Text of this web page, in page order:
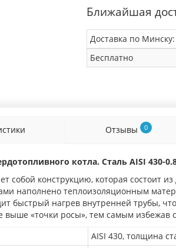
Ближайшая
Доставка по Минску:
Бесплатно
Отзывы 0
котла. Сталь AISI 430-
собой конструкцию, которая состоит
наполнено теплоизоляционным
быстрый нагрев внутренней трубы,
выше «точки росы», тем самым избежав
AISI 430, толщина